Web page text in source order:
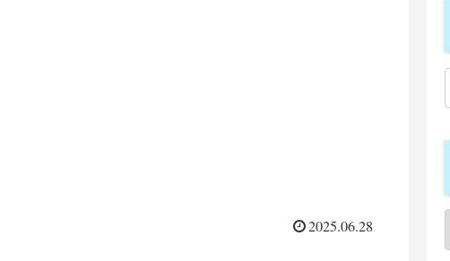
2025.06.28